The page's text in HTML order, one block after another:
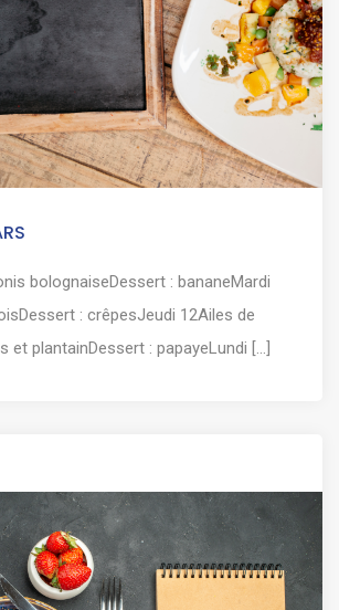
bolognaiseDessert : bananeMardi
: crêpesJeudi 12Ailes de
et plantainDessert : papayeLundi [...]